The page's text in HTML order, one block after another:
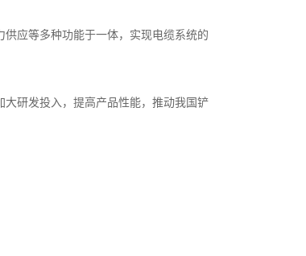
应等多种功能于一体，实现电缆系统的
研发投入，提高产品性能，推动我国铲